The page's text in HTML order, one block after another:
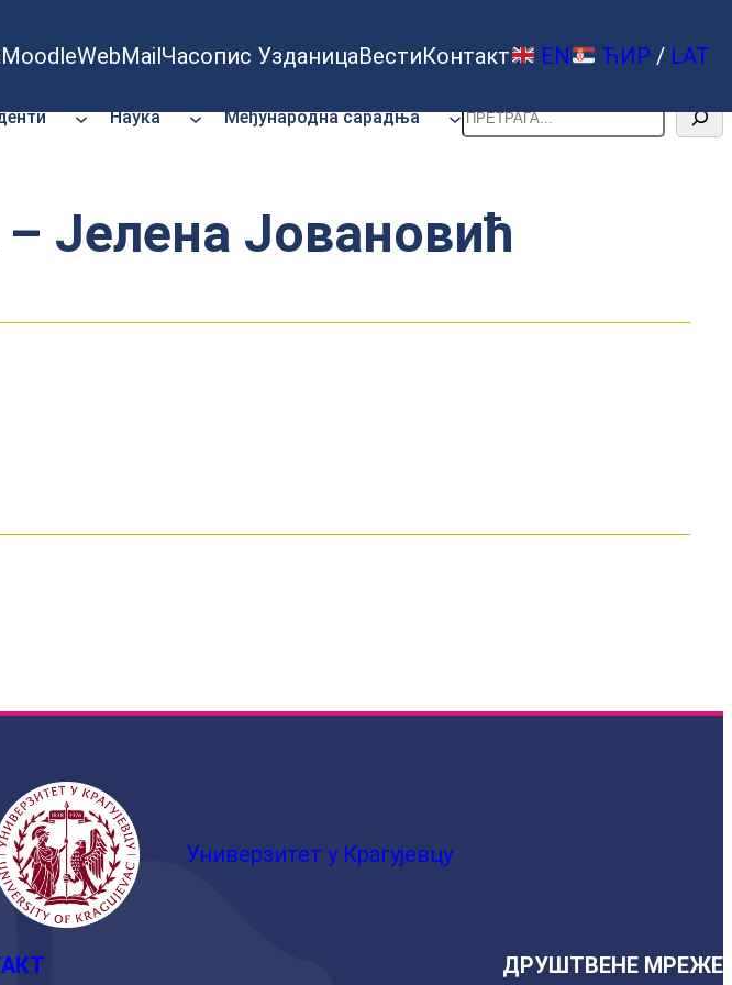
MoodleWebMailЧасопис УзданицаВестиКонтакт EN ЋИР / LAT
Наука Међународна сарадња Претрага
Јелена Јовановић
Универзитет у Крагујевцу
ДРУШТВЕНЕ МРЕЖЕ